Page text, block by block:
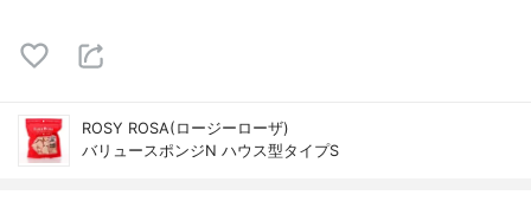
ROSY ROSA(ロージーローザ)
バリュースポンジN ハウス型タイプS